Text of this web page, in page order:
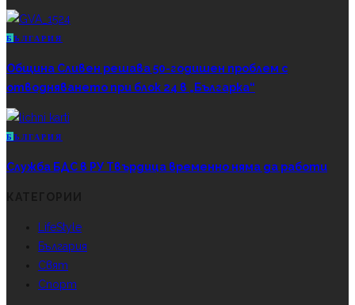
Б ЪЛГАРИЯ
Община Сливен решава 50-годишен проблем с
отводняването при блок 24 в „Българка“
Б ЪЛГАРИЯ
Служба БДС в РУ Твърдица временно няма да работи
LifeStyle
България
Свят
Спорт